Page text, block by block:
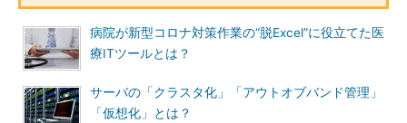
病院が新型コロナ対策作業の“脱Excel”に役立てた医
療ITツールとは？
サーバの「クラスタ化」「アウトオブバンド管理」
「仮想化」とは？